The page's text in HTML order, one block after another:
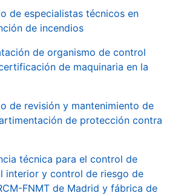
de especialistas técnicos en
de incendios
de organismo de control
de maquinaria en la
de revisión y mantenimiento de
de protección contra
técnica para el control de
interior y control de riesgo de
FNMT de Madrid y fábrica de